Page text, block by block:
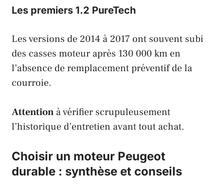
Les premiers 1.2 PureTech
Les versions de 2014 à 2017 ont souvent subi
des casses moteur après 130 000 km en
l’absence de remplacement préventif de la
courroie.
Attention à vérifier scrupuleusement
l’historique d’entretien avant tout achat.
Choisir un moteur Peugeot
durable : synthèse et conseils